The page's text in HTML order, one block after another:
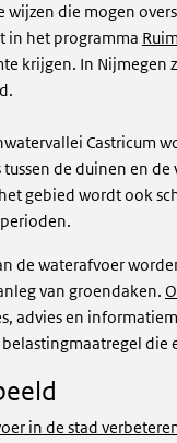
wijzen die mogen
in het programma
krijgen. In Nijmegen
Castricum
de duinen en
gebied wordt ook
de waterafvoer
van groendaken.
advies en
link)
belastingmaatregel
in de stad